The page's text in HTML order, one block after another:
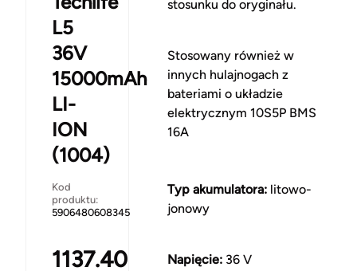
L5
36V
15000mAh
LI-
ION
(1004)
Kod
produktu:
5906480608345
1137.40
stosunku do oryginału.
Stosowany również w
innych hulajnogach z
bateriami o układzie
elektrycznym 10S5P BMS
16A
Typ akumulatora:litowo-
jonowy
Napięcie:36 V